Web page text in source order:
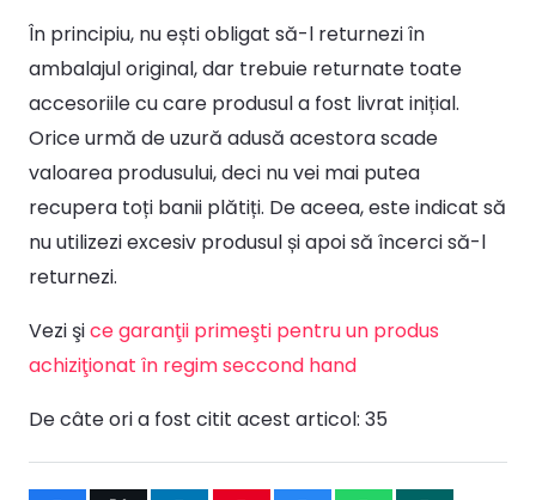
În principiu, nu ești obligat să-l returnezi în
ambalajul original, dar trebuie returnate toate
accesoriile cu care produsul a fost livrat inițial.
Orice urmă de uzură adusă acestora scade
valoarea produsului, deci nu vei mai putea
recupera toți banii plătiți. De aceea, este indicat să
nu utilizezi excesiv produsul și apoi să încerci să-l
returnezi.
Vezi şice garanţii primeşti pentru un produs
achiziţionat în regim seccond hand
De câte ori a fost citit acest articol: 35